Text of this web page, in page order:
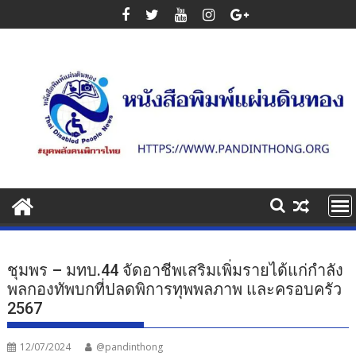
to
ชุมพร – มทบ.44 จัดอาชีพเสริมเพิ่มรายได้แก่กำลัง
พลกองทัพบกที่ปลดพิการทุพพลภาพ และครอบครัว
2567
12/07/2024 @pandinthong